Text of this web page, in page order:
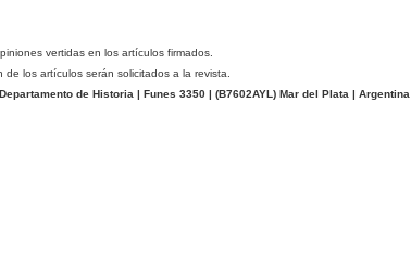
vertidas en los artículos firmados.
los artículos serán solicitados a la revista.
de Historia | Funes 3350 | (B7602AYL) Mar del Plata | Argentina